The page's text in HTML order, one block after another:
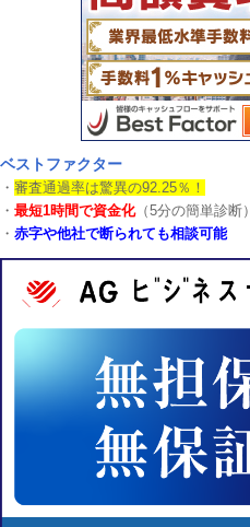
ベストファクター
・ 審査通過率は驚異の92.25％！
・ 最短1時間で資金化（5分の簡単診断）
・ 赤字や他社で断られても相談可能